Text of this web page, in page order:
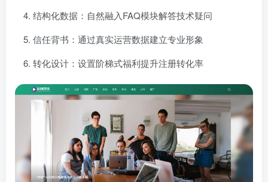
结构化数据：自然融入FAQ模块解答技术疑问
信任背书：通过真实运营数据建立专业形象
转化设计：设置阶梯式福利提升注册转化率